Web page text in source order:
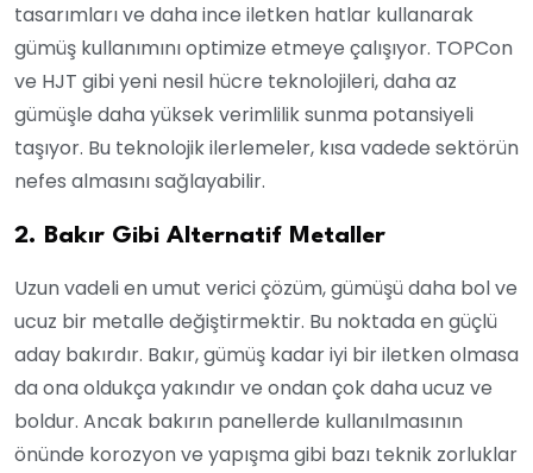
tasarımları ve daha ince iletken hatlar kullanarak
gümüş kullanımını optimize etmeye çalışıyor. TOPCon
ve HJT gibi yeni nesil hücre teknolojileri, daha az
gümüşle daha yüksek verimlilik sunma potansiyeli
taşıyor. Bu teknolojik ilerlemeler, kısa vadede sektörün
nefes almasını sağlayabilir.
2. Bakır Gibi Alternatif Metaller
Uzun vadeli en umut verici çözüm, gümüşü daha bol ve
ucuz bir metalle değiştirmektir. Bu noktada en güçlü
aday bakırdır. Bakır, gümüş kadar iyi bir iletken olmasa
da ona oldukça yakındır ve ondan çok daha ucuz ve
boldur. Ancak bakırın panellerde kullanılmasının
önünde korozyon ve yapışma gibi bazı teknik zorluklar